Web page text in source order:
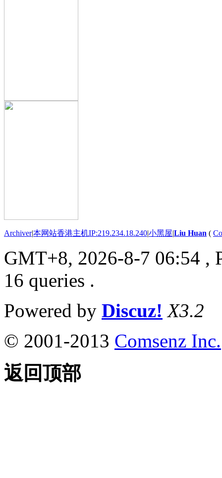
Archiver|本网站香港主机IP:219.234.18.240|小黑屋|Liu Huan (
GMT+8, 2026-8-7 06:54 ,
16 queries .
Powered by Discuz! X3.2
© 2001-2013 Comsenz Inc.
返回顶部